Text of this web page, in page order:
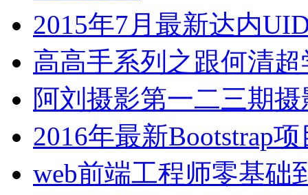
2015年7月最新达内
高高手系列之跟何清
阿刘摄影第一二三期
2016年最新Bootstrap
web前端工程师零基础